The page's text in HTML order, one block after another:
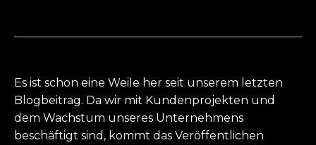
Es ist schon eine Weile her seit unserem letzten
Blogbeitrag. Da wir mit Kundenprojekten und
dem Wachstum unseres Unternehmens
beschäftigt sind, kommt das Veröffentlichen